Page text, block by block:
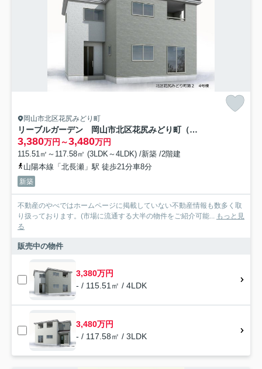
岡山市北区花尻みどり町
リーブルガーデン 岡山市北区花尻みどり町（第２）【仲介手数料無料】
3,380万円～3,480万円
115.51㎡～117.58㎡ (3LDK～4LDK) /新築 /2階建
山陽本線「北長瀬」駅 徒歩21分車8分
新築
不動産のやべではホームページに掲載していない不動産情報も数多く取
り扱っております。(市場に流通する大半の物件をご紹介可能... もっと見
る
販売中の物件
3,380万円
- / 115.51㎡ / 4LDK
3,480万円
- / 117.58㎡ / 3LDK